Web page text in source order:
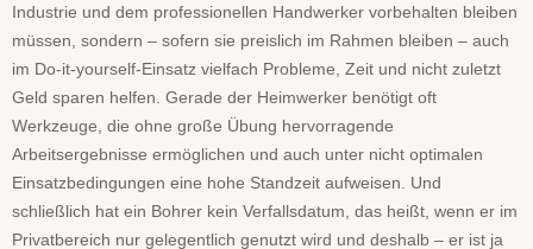
Industrie und dem professionellen Handwerker vorbehalten bleiben
müssen, sondern – sofern sie preislich im Rahmen bleiben – auch
im Do-it-yourself-Einsatz vielfach Probleme, Zeit und nicht zuletzt
Geld sparen helfen. Gerade der Heimwerker benötigt oft
Werkzeuge, die ohne große Übung hervorragende
Arbeitsergebnisse ermöglichen und auch unter nicht optimalen
Einsatzbedingungen eine hohe Standzeit aufweisen. Und
schließlich hat ein Bohrer kein Verfallsdatum, das heißt, wenn er im
Privatbereich nur gelegentlich genutzt wird und deshalb – er ist ja